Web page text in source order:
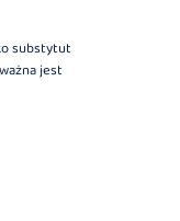
substytut
jest